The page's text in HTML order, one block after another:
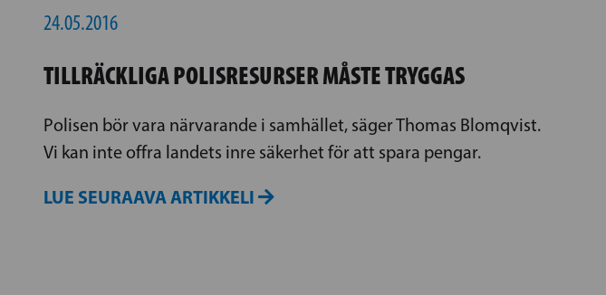
24.05.2016
TILLRÄCKLIGA POLISRESURSER MÅSTE TRYGGAS
Polisen bör vara närvarande i samhället, säger Thomas Blomqvist.
Vi kan inte offra landets inre säkerhet för att spara pengar.
LUE SEURAAVA ARTIKKELI